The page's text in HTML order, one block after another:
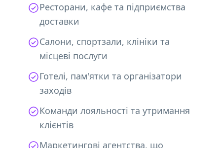
Ресторани, кафе та підприємства
доставки
Салони, спортзали, клініки та
місцеві послуги
Готелі, пам'ятки та організатори
заходів
Команди лояльності та утримання
клієнтів
Маркетингові агентства, що